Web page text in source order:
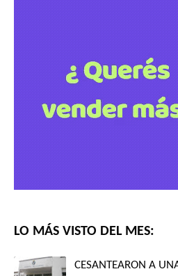
LO MÁS VISTO DEL MES:
CESANTEARON A